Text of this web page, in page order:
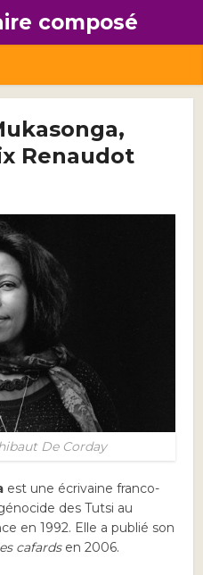
composé
Renaudot
De Corday
est une écrivaine franco-
des Tutsi au
en 1992. Elle a publié son
cafardsen 2006.